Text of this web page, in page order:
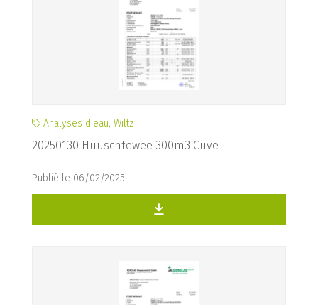
Analyses d'eau, Wiltz
20250130 Huuschtewee 300m3 Cuve
Publié le 06/02/2025